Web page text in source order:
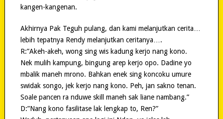
kangen-kangenan.
Akhirnya Pak Teguh pulang, dan kami melanjutkan cerita…
lebih tepatnya Rendy melanjutkan ceritanya….
R:”Akeh-akeh, wong sing wis kadung kerjo nang kono.
Nek mulih kampung, bingung arep kerjo opo. Dadine yo
mbalik maneh mrono. Bahkan enek sing koncoku umure
swidak songo, jek kerjo nang kono. Peh, jan sakno tenan.
Soale pancen ra nduwe skill maneh sak liane nambang.”
D:”Nang kono fasilitase lak lengkap to, Ren?”